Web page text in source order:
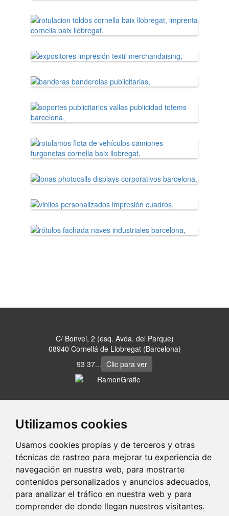
Utilizamos cookies
Usamos cookies propias y de terceros y otras
técnicas de rastreo para mejorar tu experiencia de
navegación en nuestra web, para mostrarte
contenidos personalizados y anuncios adecuados,
para analizar el tráfico en nuestra web y para
comprender de donde llegan nuestros visitantes.
C/ Bonvei, 2 (esq. Avda. del Parque)
08940 Cornellá de Llobregat (Barcelona)
93 37... Clic para ver
portaldetuciudad.com
Aviso Legal - Política de Privacidad - Política de Cookies - Control
de Cookies